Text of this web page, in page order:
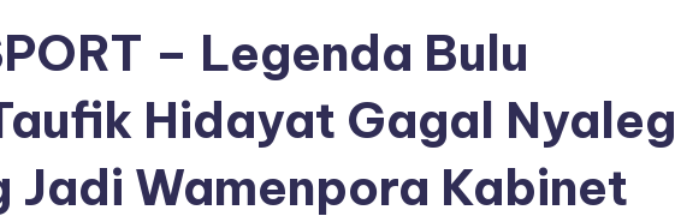
– Legenda Bulu
Hidayat Gagal Nyaleg
Jadi Wamenpora Kabinet